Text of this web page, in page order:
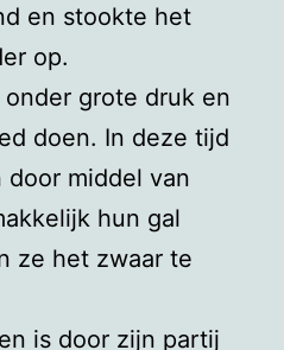
en stookte het
op.
grote druk en
doen. In deze tijd
door middel van
hun gal
ze het zwaar te
is door zijn partij